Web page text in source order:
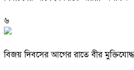
৬
বিজয় দিবসের আগের রাতে বীর